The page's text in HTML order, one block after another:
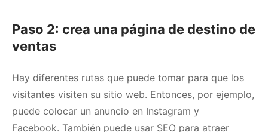
Paso 2: crea una página de destino de
ventas
Hay diferentes rutas que puede tomar para que los
visitantes visiten su sitio web. Entonces, por ejemplo,
puede colocar un anuncio en Instagram y
Facebook. También puede usar SEO para atraer